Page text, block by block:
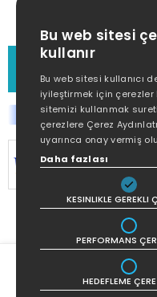
MÜŞTERİ HİZMETLERİ
(0212) 373 77 00
SİTEMİZ
KORUNMAKTADIR.
Bu web sitesi
kullanır
Bu web sitesi kullanıcı
iyileştirmek için çerezler
sitemizi kullanmak
çerezlere Çerez
uyarınca onay vermiş
Daha fazlası
KESINLIKLE GEREKLI
PERFORMANS
HEDEFLEME